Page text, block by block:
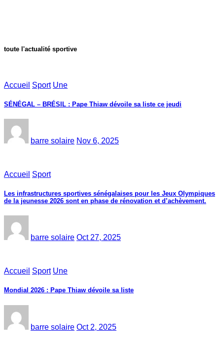
toute l'actualité sportive
Accueil Sport Une
SÉNÉGAL – BRÉSIL : Pape Thiaw dévoile sa liste ce jeudi
barre solaire Nov 6, 2025
Accueil Sport
Les infrastructures sportives sénégalaises pour les Jeux Olympiques
de la jeunesse 2026 sont en phase de rénovation et d’achèvement.
barre solaire Oct 27, 2025
Accueil Sport Une
Mondial 2026 : Pape Thiaw dévoile sa liste
barre solaire Oct 2, 2025